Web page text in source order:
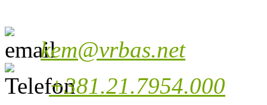
kem@vrbas.net
+381.21.7954.000